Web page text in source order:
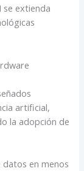
se extienda
artificial,
la adopción de
en menos